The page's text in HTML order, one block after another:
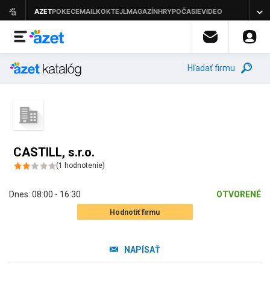
Hľadať firmu
CASTILL, s.r.o.
(1 hodnotenie)
Dnes: 08:00 - 16:30 OTVORENÉ
Hodnotiť firmu
NAPÍSAŤ